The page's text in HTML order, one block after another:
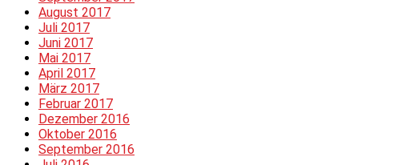
August 2017
Juli 2017
Juni 2017
Mai 2017
April 2017
März 2017
Februar 2017
Dezember 2016
Oktober 2016
September 2016